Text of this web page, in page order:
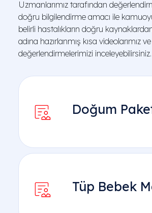
Özel sağlık sigortası
kolonoskopiyi karşılar mı?
Biyopsi alınması endoskopi
Endoskopi fiyatına doktor
Endoskopi fiyatları 2026
güncellendi?
Uzmanlarımız tarafından
doğru bilgilendirme amacı ile
belirli hastalıkların doğru
adına hazırlanmış kısa videolarımız
değerlendirmelerimizi inceleyebilirsiniz.
Doğum
Tüp Bebek